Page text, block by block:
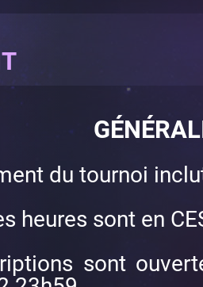
du tournoi
heures sont en
sont